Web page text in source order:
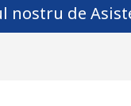
nostru de